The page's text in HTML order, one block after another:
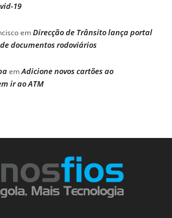
19
emDirecção de Trânsito lança portal
documentos rodoviários
emAdicione novos cartões ao
ir ao ATM